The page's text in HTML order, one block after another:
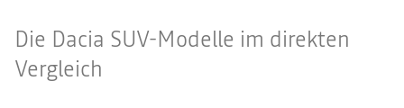
Die Dacia SUV-Modelle im direkten
Vergleich